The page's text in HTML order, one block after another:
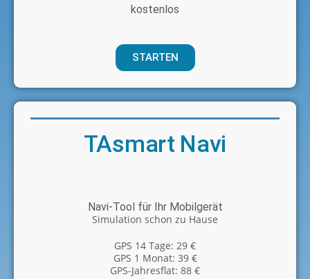
kostenlos
STARTEN
TAsmart Navi
Navi-Tool für Ihr Mobilgerät
Simulation schon zu Hause
GPS 14 Tage: 29 €
GPS 1 Monat: 39 €
GPS-Jahresflat: 88 €